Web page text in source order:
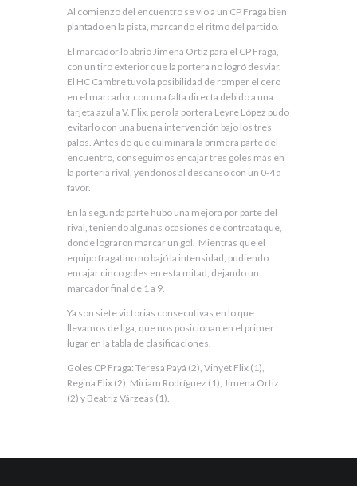
Al comienzo del encuentro se vio a un CP Fraga bien
plantado en la pista, marcando el ritmo del partido.
El marcador lo abrió Jimena Ortiz para el CP Fraga,
con un tiro exterior que la portera no logró desviar.
El HC Cambre tuvo la posibilidad de romper el cero
en el marcador con una falta directa debido a una
tarjeta azul a V. Flix, pero la portera Leyre López pudo
evitarlo con una buena intervención bajo los tres
palos. Antes de que culminara la primera parte del
encuentro, conseguimos encajar tres goles más en
la portería rival, yéndonos al descanso con un 0-4 a
favor.
En la segunda parte hubo una mejora por parte del
rival, teniendo algunas ocasiones de contraataque,
donde lograron marcar un gol. Mientras que el
equipo fragatino no bajó la intensidad, pudiendo
encajar cinco goles en esta mitad, dejando un
marcador final de 1 a 9.
Ya son siete victorias consecutivas en lo que
llevamos de liga, que nos posicionan en el primer
lugar en la tabla de clasificaciones.
Goles CP Fraga: Teresa Payá (2), Vinyet Flix (1),
Regina Flix (2), Miriam Rodríguez (1), Jimena Ortiz
(2) y Beatriz Várzeas (1).